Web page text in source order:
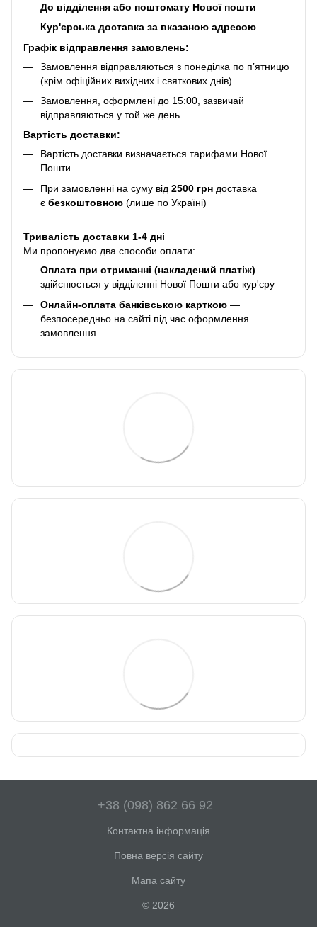
До відділення або поштомату Нової пошти
Кур'єрська доставка за вказаною адресою
Графік відправлення замовлень:
Замовлення відправляються з понеділка по п’ятницю
(крім офіційних вихідних і святкових днів)
Замовлення, оформлені до 15:00, зазвичай
відправляються у той же день
Вартість доставки:
Вартість доставки визначається тарифами Нової
Пошти
При замовленні на суму від 2500 грн доставка
є безкоштовною (лише по Україні)
Тривалість доставки 1-4 дні
Ми пропонуємо два способи оплати:
Оплата при отриманні (накладений платіж) —
здійснюється у відділенні Нової Пошти або кур'єру
Онлайн-оплата банківською карткою —
безпосередньо на сайті під час оформлення
замовлення
+38 (098) 862 66 92
Контактна інформація
Повна версія сайту
Мапа сайту
© 2026